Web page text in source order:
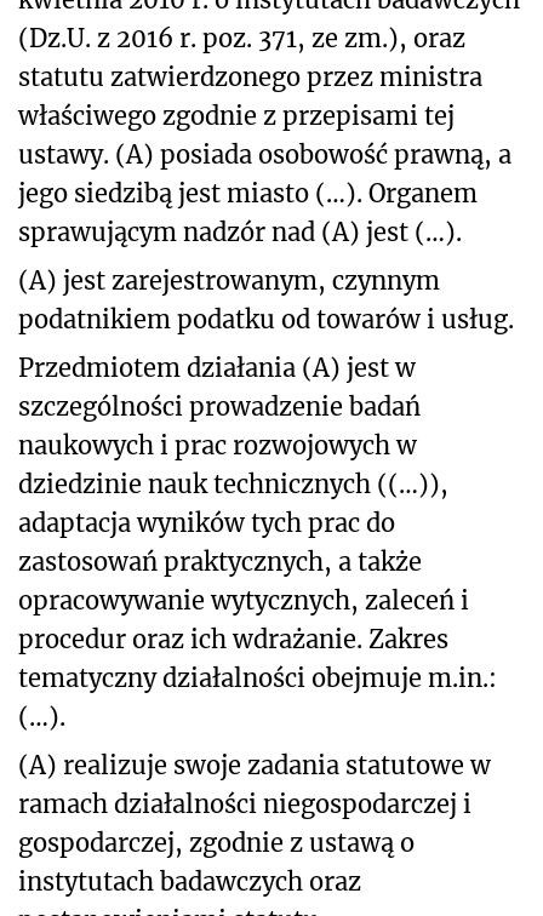
(Dz.U. z 2016 r. poz. 371, ze zm.), oraz
statutu zatwierdzonego przez ministra
właściwego zgodnie z przepisami tej
ustawy. (A) posiada osobowość prawną, a
jego siedzibą jest miasto (…). Organem
sprawującym nadzór nad (A) jest (…).
(A) jest zarejestrowanym, czynnym
podatnikiem podatku od towarów i usług.
Przedmiotem działania (A) jest w
szczególności prowadzenie badań
naukowych i prac rozwojowych w
dziedzinie nauk technicznych ((…)),
adaptacja wyników tych prac do
zastosowań praktycznych, a także
opracowywanie wytycznych, zaleceń i
procedur oraz ich wdrażanie. Zakres
tematyczny działalności obejmuje m.in.:
(…).
(A) realizuje swoje zadania statutowe w
ramach działalności niegospodarczej i
gospodarczej, zgodnie z ustawą o
instytutach badawczych oraz